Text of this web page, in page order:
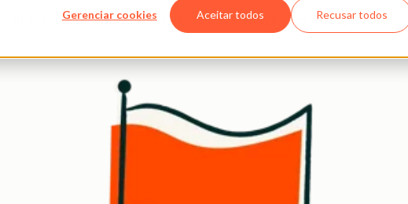
Gerenciar cookies Aceitar todos Recusar todos
impressionantes com as ferramentas e soluções da HubSpot.